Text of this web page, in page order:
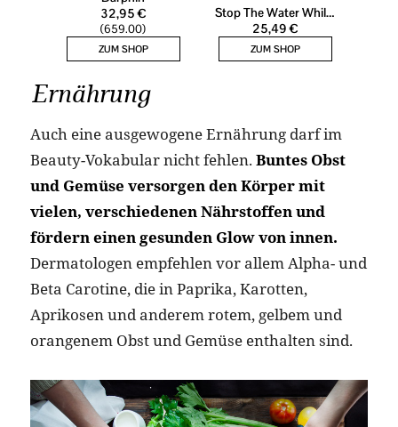
Ernährung
Auch eine ausgewogene Ernährung darf im
Beauty-Vokabular nicht fehlen. Buntes Obst
und Gemüse versorgen den Körper mit
vielen, verschiedenen Nährstoffen und
fördern einen gesunden Glow von innen.
Dermatologen empfehlen vor allem Alpha- und
Beta Carotine, die in Paprika, Karotten,
Aprikosen und anderem rotem, gelbem und
orangenem Obst und Gemüse enthalten sind.